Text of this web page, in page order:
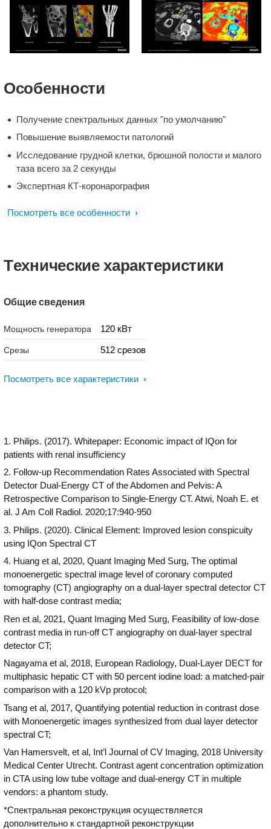
ангиографии головы и
шеи при снижении
объема контрастного
вещества (25 мл) и
ангиография грудной
клетки ребенка и
выявление дефекта
перфузии по
костной ткани в
результатах
который невозможно
обнаружить на обычных
отсутствия
Особенности
Получение спектральных данных "по умолчанию"
Повышение выявляемости патологий
Исследование грудной клетки, брюшной полости и малого
таза всего за 2 секунды
Экспертная КТ-коронарография
Посмотреть все особенности
Tехнические характеристики
Общие сведения
Мощность генератора 120 кВт
Срезы 512 срезов
Посмотреть все характеристики
1. Philips. (2017). Whitepaper: Economic impact of IQon for
patients with renal insufficiency
2. Follow-up Recommendation Rates Associated with Spectral
Detector Dual-Energy CT of the Abdomen and Pelvis: A
Retrospective Comparison to Single-Energy CT. Atwi, Noah E. et
al. J Am Coll Radiol. 2020;17:940-950
3. Philips. (2020). Clinical Element: Improved lesion conspicuity
using IQon Spectral CT
4. Huang et al, 2020, Quant Imaging Med Surg, The optimal
monoenergetic spectral image level of coronary computed
tomography (CT) angiography on a dual-layer spectral detector CT
with half-dose contrast media;
Ren et al, 2021, Quant Imaging Med Surg, Feasibility of low-dose
contrast media in run-off CT angiography on dual-layer spectral
detector CT;
Nagayama et al, 2018, European Radiology, Dual-Layer DECT for
multiphasic hepatic CT with 50 percent iodine load: a matched-pair
comparison with a 120 kVp protocol;
Tsang et al, 2017, Quantifying potential reduction in contrast dose
with Monoenergetic images synthesized from dual layer detector
spectral CT;
Van Hamersvelt, et al, Int’l Journal of CV Imaging, 2018 University
Medical Center Utrecht. Contrast agent concentration optimization
in CTA using low tube voltage and dual-energy CT in multiple
vendors: a phantom study.
*Спектральная реконструкция осуществляется
дополнительно к стандартной реконструкции